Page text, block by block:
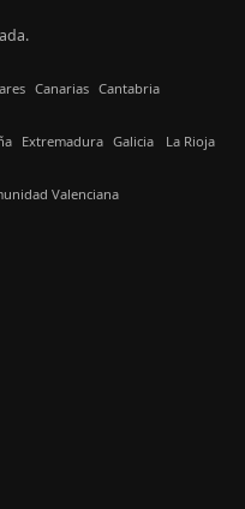
Canarias Cantabria
Extremadura Galicia La Rioja
Valenciana